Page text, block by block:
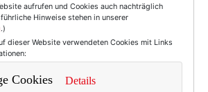
for Christmas, neue
meine liebsten
als Playlist!
aufrufen und Cookies auch nachträglich
Hinweise stehen in unserer
.)
dieser Website verwendeten Cookies mit Links
Cookies Details